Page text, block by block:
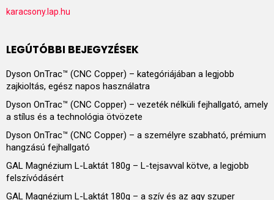
karacsony.lap.hu
LEGÚTÓBBI BEJEGYZÉSEK
Dyson OnTrac™ (CNC Copper) – kategóriájában a legjobb
zajkioltás, egész napos használatra
Dyson OnTrac™ (CNC Copper) – vezeték nélküli fejhallgató, amely
a stílus és a technológia ötvözete
Dyson OnTrac™ (CNC Copper) – a személyre szabható, prémium
hangzású fejhallgató
GAL Magnézium L-Laktát 180g – L-tejsavval kötve, a legjobb
felszívódásért
GAL Magnézium L-Laktát 180g – a szív és az agy szuper